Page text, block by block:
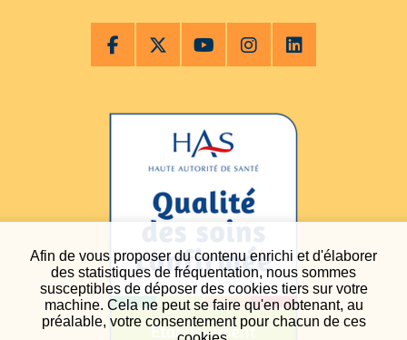
Afin de vous proposer du contenu enrichi et d'élaborer
des statistiques de fréquentation, nous sommes
susceptibles de déposer des cookies tiers sur votre
machine. Cela ne peut se faire qu'en obtenant, au
préalable, votre consentement pour chacun de ces